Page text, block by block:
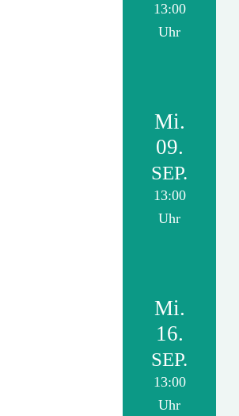
13:00
Uhr
Mi.
09.
SEP.
13:00
Uhr
Mi.
16.
SEP.
13:00
Uhr